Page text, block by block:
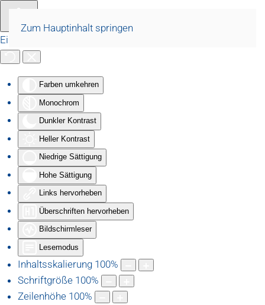
Eingabehilfen öffnen
Farben umkehren
Monochrom
Dunkler Kontrast
Heller Kontrast
Niedrige Sättigung
Hohe Sättigung
Links hervorheben
Überschriften hervorheben
Bildschirmleser
Lesemodus
Inhaltsskalierung 100%
Schriftgröße 100%
Zeilenhöhe 100%
Zum Hauptinhalt springen